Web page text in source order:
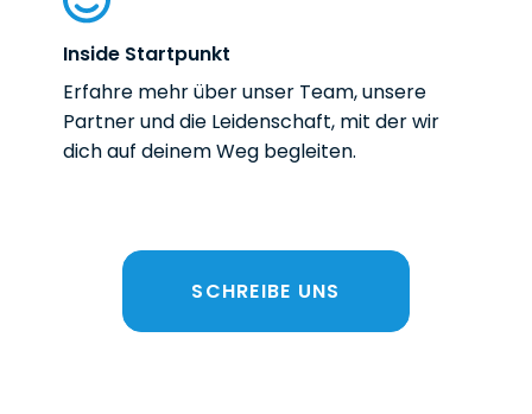
Inside Startpunkt
Erfahre mehr über unser Team, unsere
Partner und die Leidenschaft, mit der wir
dich auf deinem Weg begleiten.
SCHREIBE UNS